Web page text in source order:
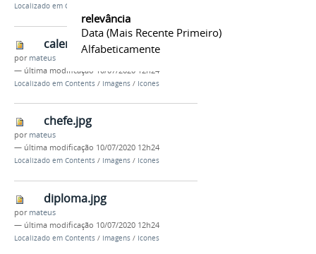
relevância
Data (mais Recente Primeiro)
Alfabeticamente
Localizado em Contents
calendario.jpg
por mateus
— última modificação 10/07/2020 12h24
Localizado em Contents / Imagens / Icones
chefe.jpg
por mateus
— última modificação 10/07/2020 12h24
Localizado em Contents / Imagens / Icones
diploma.jpg
por mateus
— última modificação 10/07/2020 12h24
Localizado em Contents / Imagens / Icones